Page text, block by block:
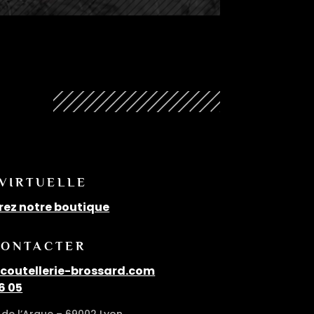
notre boutique
brossard.com
05